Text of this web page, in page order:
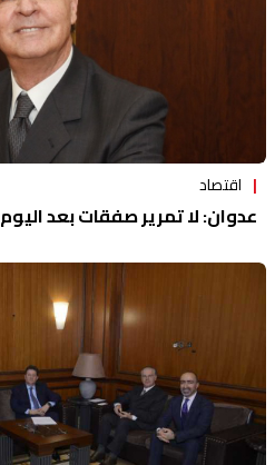
اقتصاد
عدوان: لا تمرير صفقات بعد اليوم